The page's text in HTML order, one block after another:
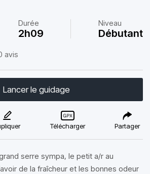
Durée
2h09
Niveau
Débutant
avis
Lancer le guidage
Télécharger Partager
serre sympa, le petit a/r au
de la fraîcheur et les bonnes odeur